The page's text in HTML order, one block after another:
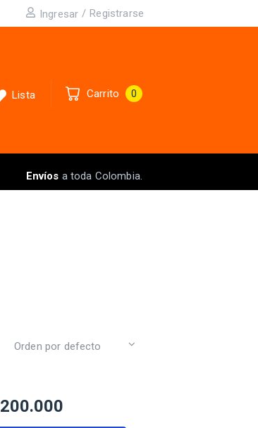
Ingresar / Registrarse
Lista Carrito 0
Envíos a toda Colombia.
200.000